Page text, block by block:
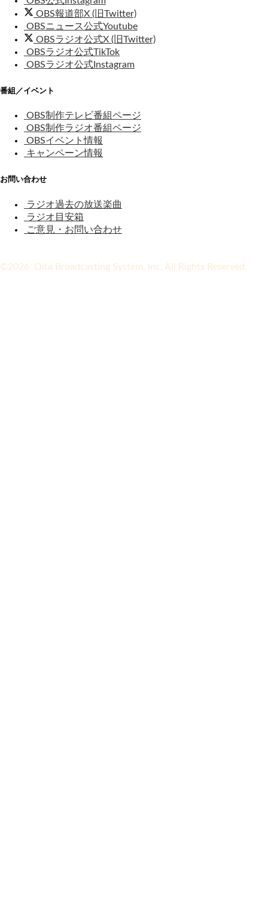
OBS報道部X (旧Twitter)
OBSニュース公式Youtube
OBSラジオ公式X (旧Twitter)
OBSラジオ公式TikTok
OBSラジオ公式Instagram
番組／イベント
OBS制作テレビ番組ページ
OBS制作ラジオ番組ページ
OBSイベント情報
キャンペーン情報
お問い合わせ
ラジオ過去の放送楽曲
ラジオ目安箱
ご意見・お問い合わせ
©2026 Oita Broadcasting System, Inc. All Rights Reserved.